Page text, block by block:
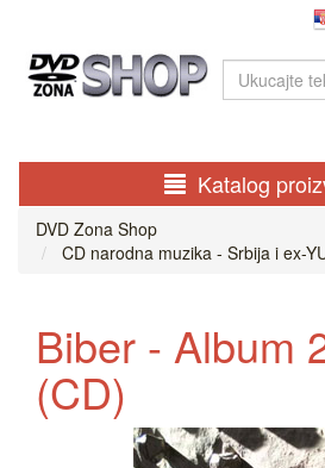
Katalog
DVD Zona Shop
CD narodna muzika - Srbija i ex-
Biber - Album
(CD)